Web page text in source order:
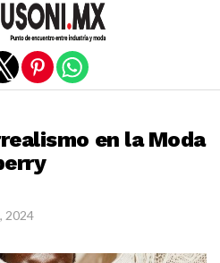
en la Moda
2024
versión móvil